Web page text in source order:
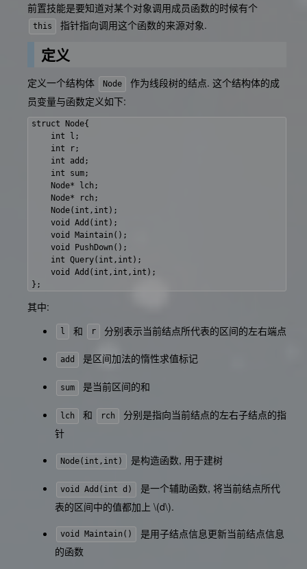
前置技能是要知道对某个对象调用成员函数的时候有个
this 指针指向调用这个函数的来源对象.
定义
定义一个结构体 Node
作为线段树的结点. 这个结构体的成
员变量与函数定义如下:
struct Node{
    int l;
    int r;
    int add;
    int sum;
    Node* lch;
    Node* rch;
    Node(int,int);
    void Add(int);
    void Maintain();
    void PushDown();
    int Query(int,int);
    void Add(int,int,int);
其中:
l 和 r 分别表示当前结点所代表的区间的左右端点
add 是区间加法的惰性求值标记
sum 是当前区间的和
lch 和 rch
分别是指向当前结点的左右子结点的指
针
Node(int,int) 是构造函数, 用于建树
void Add(int d)
是一个辅助函数, 将当前结点所代
表的区间中的值都加上 \(d\).
void Maintain()
是用子结点信息更新当前结点信息
的函数